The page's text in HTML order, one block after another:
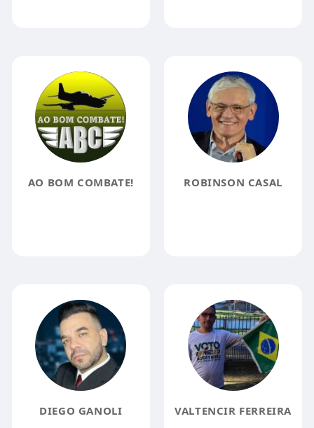
AO BOM COMBATE! ROBINSON CASAL
DIEGO GANOLI VALTENCIR FERREIRA